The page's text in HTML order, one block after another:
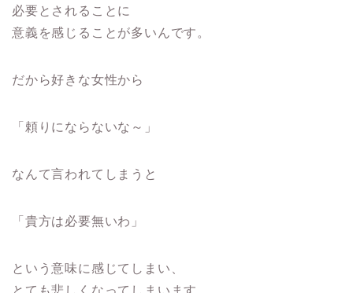
必要とされることに
意義を感じることが多いんです。
だから好きな女性から
「頼りにならないな～」
なんて言われてしまうと
「貴方は必要無いわ」
という意味に感じてしまい、
とても悲しくなってしまいます。